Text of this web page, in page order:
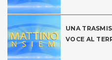
UNA
VOCE AL